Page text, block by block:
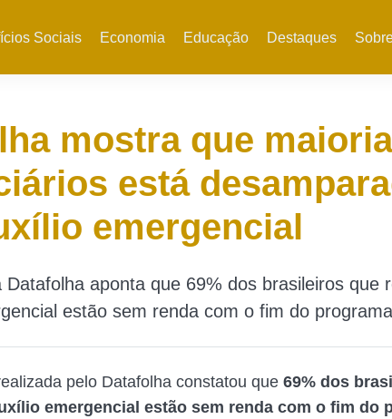
Sociais Economia Educação Destaques
mostra que
está
emergencial
Datafolha aponta que 69% dos brasileiros que
estão sem renda com o fim do
pelo Datafolha constatou que 69% dos
emergencial estão sem renda com o fim do